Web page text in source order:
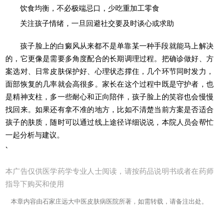
饮食均衡，不必极端忌口，少吃重加工零食
关注孩子情绪，一旦回避社交要及时谈心或求助
孩子脸上的白癜风从来都不是单靠某一种手段就能马上解决
的，它更像是需要多角度配合的长期调理过程。把确诊做好、方
案选对、日常皮肤保护好、心理状态撑住，几个环节同时发力，
面部恢复的几率就会高很多。家长在这个过程中既是守护者，也
是精神支柱，多一些耐心和正向陪伴，孩子脸上的笑容也会慢慢
找回来。如果还有拿不准的地方，比如不清楚当前方案是否适合
孩子的肤质，随时可以通过线上途径详细说说，本院人员会帮忙
一起分析与建议。
`
本广告仅供医学药学专业人士阅读，请按药品说明书或者在药师
指导下购买和使用
本章内容由石家庄远大中医皮肤病医院所著，如需转载，请备注出处。